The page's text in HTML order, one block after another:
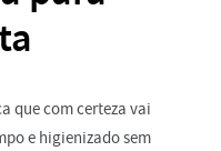
que com certeza vai
e higienizado sem